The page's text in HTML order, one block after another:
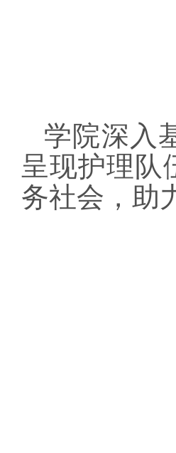
学院深入
呈现护理队
务社会，助